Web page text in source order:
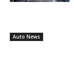
Auto News